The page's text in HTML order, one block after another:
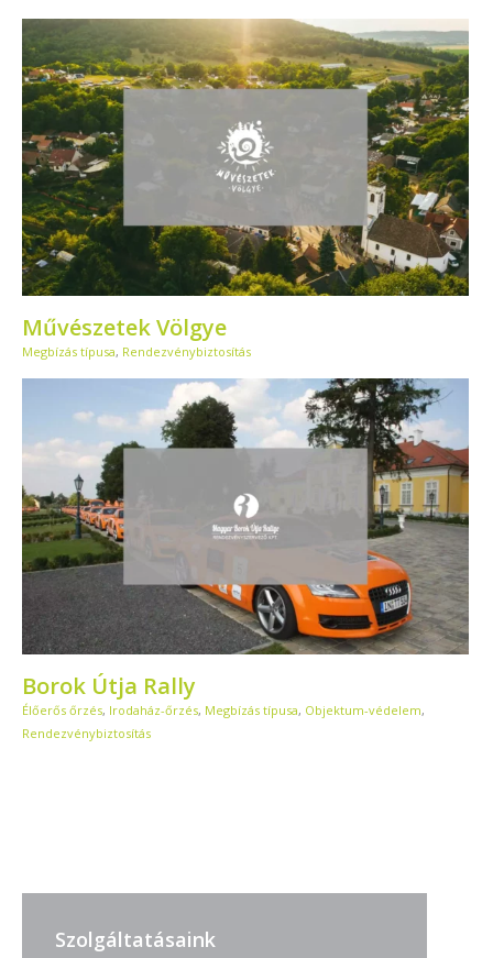
Művészetek Völgye
Megbízás típusa, Rendezvénybiztosítás
Borok Útja Rally
Élőerős őrzés, Irodaház-őrzés, Megbízás típusa, Objektum-védelem,
Rendezvénybiztosítás
Szolgáltatásaink